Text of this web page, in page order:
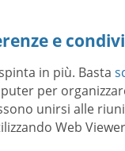
e
in più. Basta
per
unirsi alle
Web